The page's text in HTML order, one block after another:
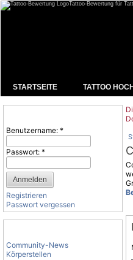
Tattoo-Bewertung für
STARTSEITE TATTOO
Benutzername: *
Passwort: *
Registrieren
Passwort vergessen
Community-News
Körperstellen